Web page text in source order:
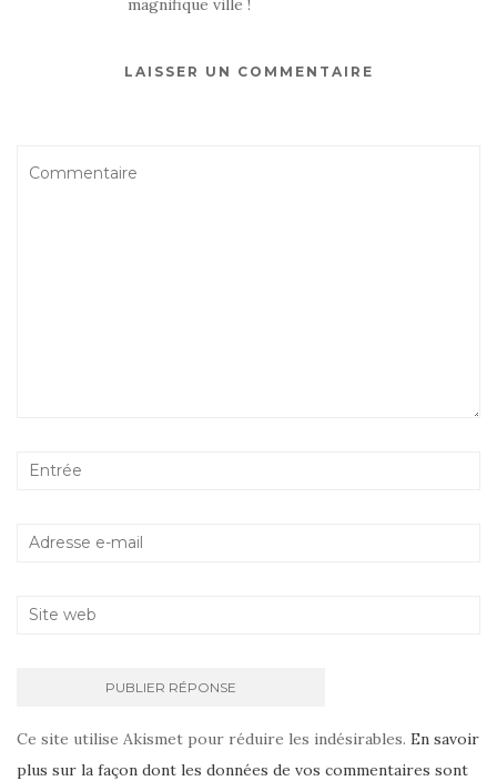
magnifique ville !
LAISSER UN COMMENTAIRE
Ce site utilise Akismet pour réduire les indésirables. En savoir
plus sur la façon dont les données de vos commentaires sont